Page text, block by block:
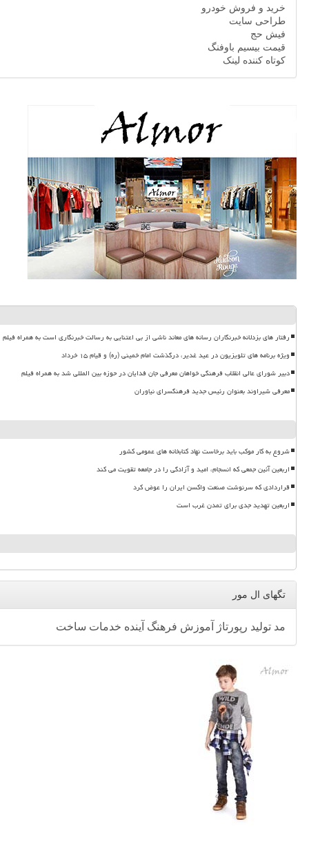
خرید و فروش خودرو
طراحی سایت
فیش حج
قیمت بیسیم باوفنگ
کوتاه کننده لینک
رفتار های بزدلانه خبرنگاران رسانه های معاند ناشی از بی اعتنایی به رسالت خبرنگاری است به همراه فیلم
ویژه برنامه های تلویزیون در عید غدیر، درگذشت امام خمینی (ره) و قیام ۱۵ خرداد
دبیر شورای عالی انقلاب فرهنگی خواهان معرفی جان فدایان در حوزه بین المللی شد به همراه فیلم
معرفی شیراوند بعنوان رئیس جدید فرهنگسرای نیاوران
شروع به کار موکب باید برخاست نهاد کتابخانه های عمومی کشور
اربعین آئین جمعی که انسجام، امید و آزادگی را در جامعه تقویت می کند
قراردادی که سرنوشت صنعت واکسن ایران را عوض کرد
اربعین تهدید جدی برای تمدن غرب است
تگهای ال مور
مد تولید رپورتاژ آموزش فرهنگ آینده خدمات ساخت